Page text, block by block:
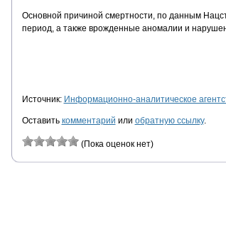
Основной причиной смертности, по данным
период, а также врожденные аномалии и
Источник: Информационно-аналитическое
Оставить комментарий или обратную ссылку.
(Пока оценок нет)